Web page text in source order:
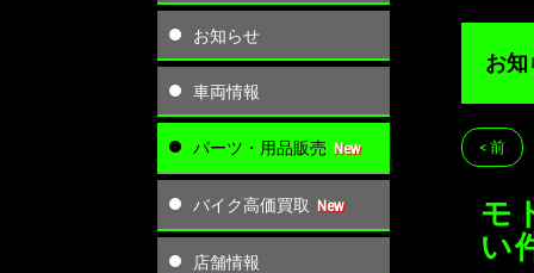
お知らせ
車両情報
パーツ・用品販売
バイク高価買取
店舗情報
お知
< 前
モ
い